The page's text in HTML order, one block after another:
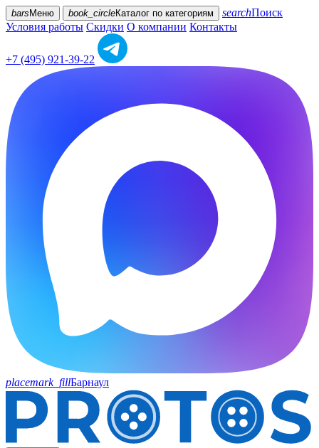
bars Меню book_circleКаталог по категориям searchПоиск
Условия работы Скидки О компании Контакты
+7 (495) 921-39-22
placemark_fillБарнаул